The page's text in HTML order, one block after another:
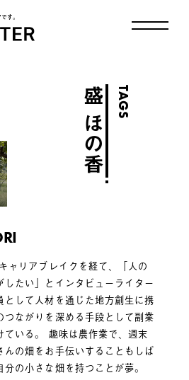
す。
TAGS
盛 ほの香
ャリアブレイクを経て、「人の
したい」とインタビューライター
として人材を通じた地方創生に携
つながりを深める手段として副業
ている。 趣味は農作業で、週末
んの畑をお手伝いすることもしば
の小さな畑を持つことが夢。